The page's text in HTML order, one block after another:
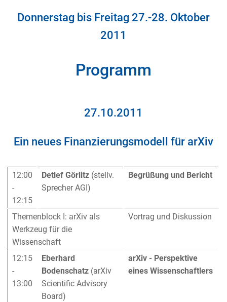
Donnerstag bis Freitag 27.-28. Oktober
2011
Programm
27.10.2011
Ein neues Finanzierungsmodell für arXiv
12:00
-
12:15
Detlef Görlitz (stellv.
Sprecher AGI)
Begrüßung und Bericht
Themenblock I: arXiv als
Werkzeug für die
Wissenschaft
Vortrag und Diskussion
12:15
-
13:00
Eberhard
Bodenschatz (arXiv
Scientific Advisory
Board)
arXiv - Perspektive
eines Wissenschaftlers